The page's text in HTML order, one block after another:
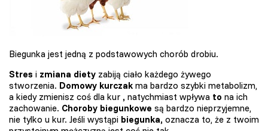
Biegunka jest jedną z podstawowych chorób drobiu.
Stres i zmiana diety zabiją ciało każdego żywego
stworzenia. Domowy kurczak ma bardzo szybki metabolizm,
a kiedy zmienisz coś dla kur , natychmiast wpływa to na ich
zachowanie. Choroby biegunkowe są bardzo nieprzyjemne,
nie tylko u kur. Jeśli wystąpi biegunka, oznacza to, że z twoim